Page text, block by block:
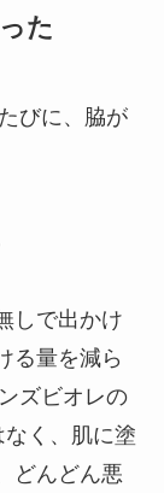
た
びに、脇が
しで出かけ
る量を減ら
ズビオレの
く、肌に塗
どんどん悪